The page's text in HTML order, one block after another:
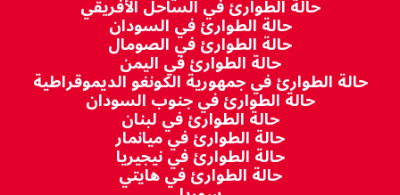
حالة الطوارئ في الساحل الأفريقي
حالة الطوارئ في السودان
حالة الطوارئ في الصومال
حالة الطوارئ في اليمن
حالة الطوارئ في جمهورية الكونغو الديموقراطية
حالة الطوارئ في جنوب السودان
حالة الطوارئ في لبنان
حالة الطوارئ في ميانمار
حالة الطوارئ في نيجيريا
حالة الطوارئ في هايتي